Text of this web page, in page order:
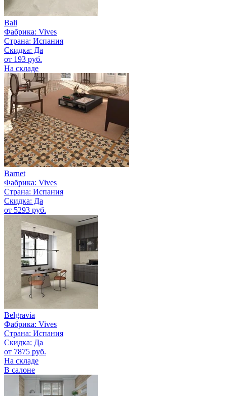
Bali
Фабрика: Vives
Страна: Испания
Скидка: Да
от 193 руб.
На складе
Barnet
Фабрика: Vives
Страна: Испания
Скидка: Да
от 5293 руб.
Belgravia
Фабрика: Vives
Страна: Испания
Скидка: Да
от 7875 руб.
На складе
В салоне